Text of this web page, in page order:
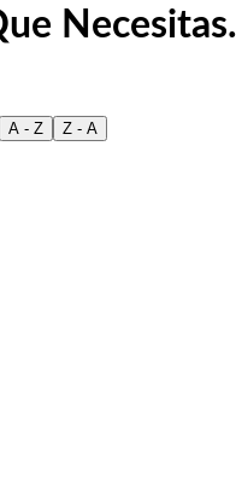
Necesitas.
A - Z Z - A